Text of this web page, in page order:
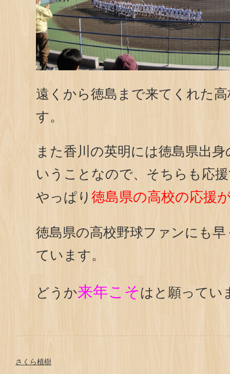
遠くから徳島まで来てくれた
す。
また香川の英明には徳島県出
いうことなので、そちらも応
やっぱり 徳島県の高校の応援
徳島県の高校野球ファンにも
ています。
どうか来年こそはと願ってい
さくら植樹